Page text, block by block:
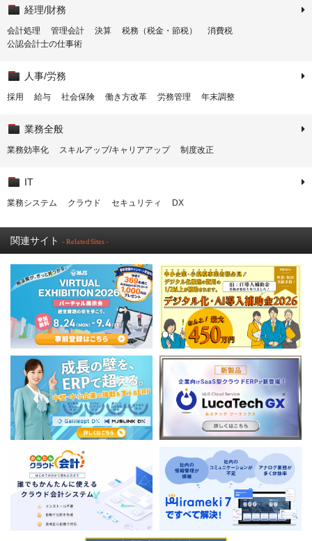
経理/財務
会計処理 管理会計 決算 税務（税金・節税）
消費税
公認会計士の仕事術
人事/労務
採用 給与 社会保険 働き方改革 労務管理 年末調整
業務全般
業務効率化 スキルアップ/キャリアアップ 制度改正
IT
業務システム クラウド セキュリティ DX
関連サイト - Related Sites -